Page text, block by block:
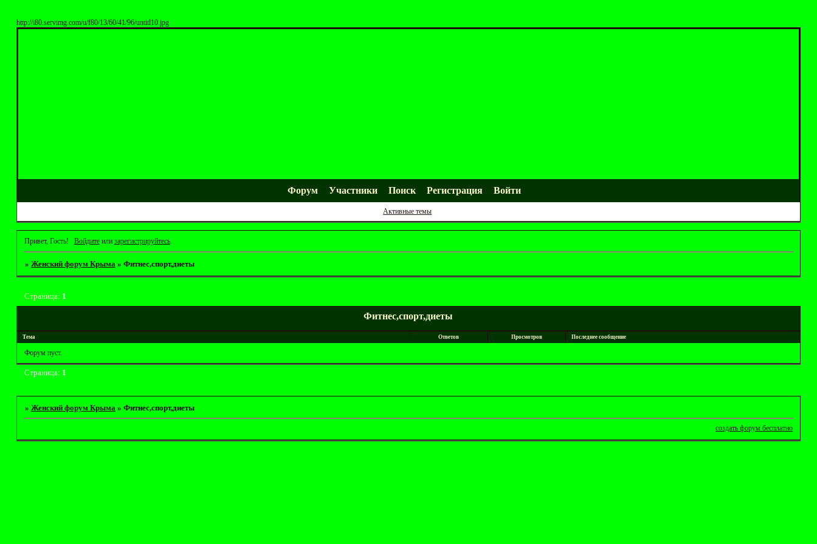
http://i80.servimg.com/u/f80/13/60/41/96/untitl10.jpg
Форум Участники Поиск Регистрация Войти
Активные темы
Привет, Гость! Войдитеили зарегистрируйтесь.
» Женский форум Крыма » Фитнес,спорт,диеты
Фитнес,спорт,диеты
Страница: 1
Тема Ответов Просмотров Последнее сообщение
Форум пуст.
Страница: 1
» Женский форум Крыма » Фитнес,спорт,диеты
создать форум бесплатно